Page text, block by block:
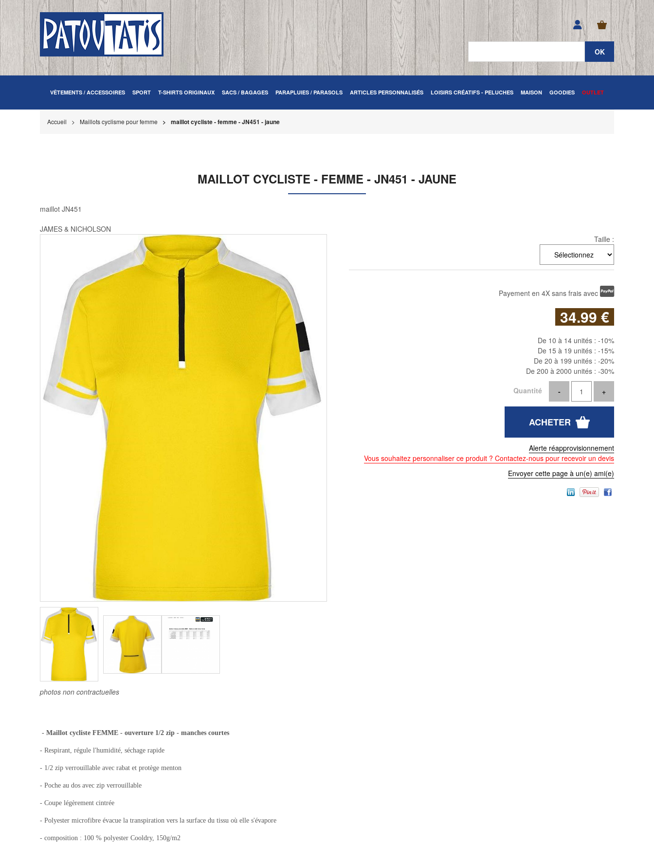
VÊTEMENTS / ACCESSOIRES SPORT T-SHIRTS ORIGINAUX SACS / BAGAGES PARAPLUIES / PARASOLS ARTICLES PERSONNALISÉS LOISIRS CRÉATIFS - PELUCHES MAISON GOODIES OUTLET
Accueil Maillots cyclisme pour femme maillot cycliste - femme - JN451 - jaune
MAILLOT CYCLISTE - FEMME - JN451 - JAUNE
maillot JN451
JAMES & NICHOLSON
photos non contractuelles
Taille :
Payement en 4X sans frais avec
34.99 €
De 10 à 14 unités : -10%
De 15 à 19 unités : -15%
De 20 à 199 unités : -20%
De 200 à 2000 unités : -30%
Quantité
Alerte réapprovisionnement
Vous souhaitez personnaliser ce produit ? Contactez-nous pour recevoir un devis
Envoyer cette page à un(e) ami(e)
- Maillot cycliste FEMME - ouverture 1/2 zip - manches courtes
- Respirant, régule l'humidité, séchage rapide
- 1/2 zip verrouillable avec rabat et protège menton
- Poche au dos avec zip verrouillable
- Coupe légèrement cintrée
- Polyester microfibre évacue la transpiration vers la surface du tissu où elle s'évapore
- composition : 100 % polyester Cooldry, 150g/m2